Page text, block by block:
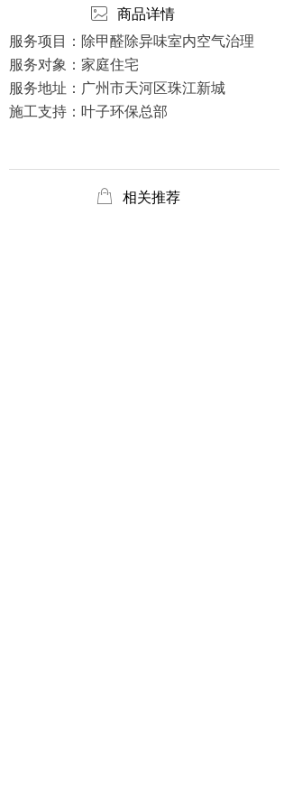
商品详情
服务项目：除甲醛除异味室内空气治理
服务对象：家庭住宅
服务地址：广州市天河区珠江新城
施工支持：叶子环保总部
ꂈ
ꂆ 相关推荐